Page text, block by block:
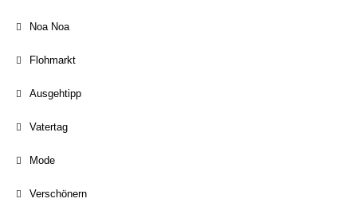
Noa Noa
Flohmarkt
Ausgehtipp
Vatertag
Mode
Verschönern